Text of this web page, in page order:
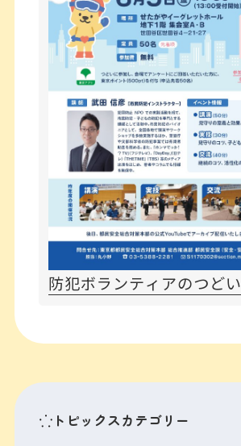
防犯ボランティアのつどい
トピックスカテゴリー